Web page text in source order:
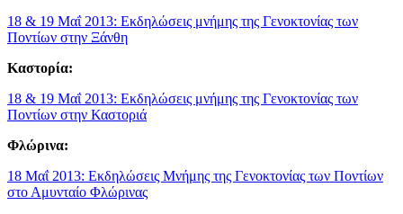
18 & 19 Μαΐ 2013: Εκδηλώσεις μνήμης της Γενοκτονίας των
Ποντίων στην Ξάνθη
Καστορία:
18 & 19 Μαΐ 2013: Εκδηλώσεις μνήμης της Γενοκτονίας των
Ποντίων στην Καστοριά
Φλώρινα:
18 Μαΐ 2013: Εκδηλώσεις Μνήμης της Γενοκτονίας των Ποντίων
στο Αμυνταίο Φλώρινας